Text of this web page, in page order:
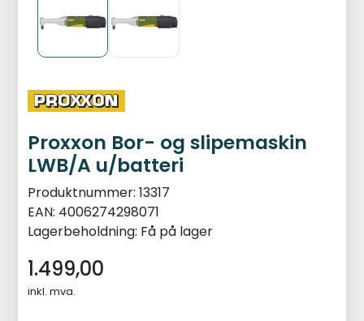
Proxxon Bor- og slipemaskin
LWB/A u/batteri
Produktnummer: 13317
EAN: 4006274298071
Lagerbeholdning: Få på lager
1.499,00
inkl. mva.